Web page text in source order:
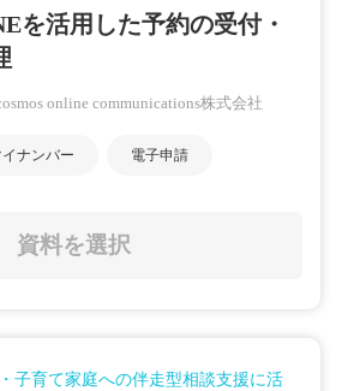
を活用した予約の受付・
online communications株式会社
イナンバー 電子申請
資料を選択
子育て家庭への伴走型相談支援に活